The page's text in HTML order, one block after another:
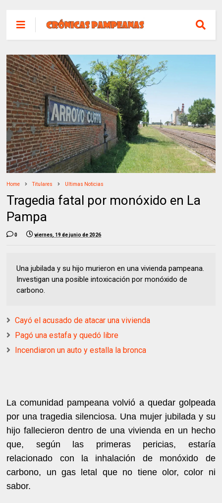
Home Titulares Ultimas Noticias
Tragedia fatal por monóxido en La
Pampa
0 viernes, 19 de junio de 2026
Una jubilada y su hijo murieron en una vivienda pampeana.
Investigan una posible intoxicación por monóxido de
carbono.
Cayó el acusado de atacar una vivienda
Pagó una estafa y quedó libre
Incendiaron un auto y estalla la bronca
La comunidad pampeana volvió a quedar golpeada
por una tragedia silenciosa. Una mujer jubilada y su
hijo fallecieron dentro de una vivienda en un hecho
que, según las primeras pericias, estaría
relacionado con la inhalación de monóxido de
carbono, un gas letal que no tiene olor, color ni
sabor.